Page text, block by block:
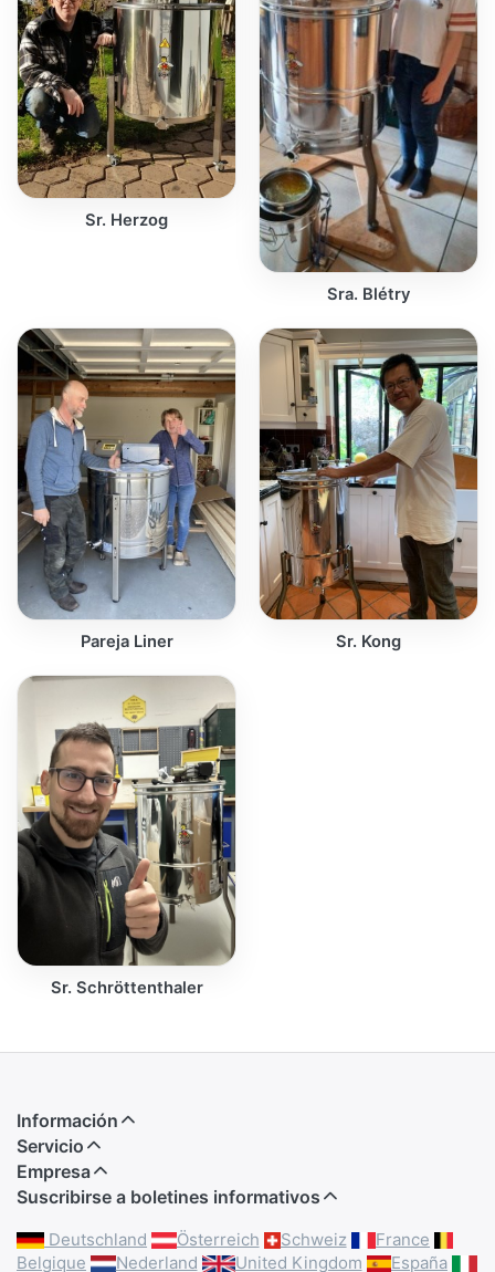
Sr. Herzog
Sra. Blétry
Pareja Liner Sr. Kong
Sr. Schröttenthaler
Información
Servicio
Empresa
Suscribirse a boletines informativos
Deutschland Österreich Schweiz
France
Belgique
Nederland United Kingdom España